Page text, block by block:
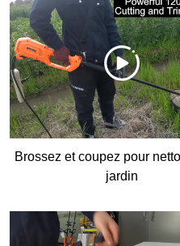
Brossez et coupez pour
jardin